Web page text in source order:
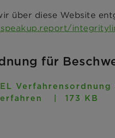
über diese Website
für
Verfahrensordnung
173 KB